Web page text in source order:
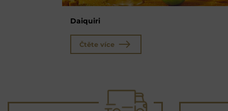
Daiquiri
Čtěte více